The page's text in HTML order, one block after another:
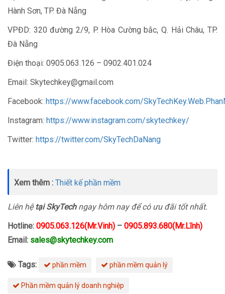
Hành Sơn, TP. Đà Nẵng
VPĐD: 320 đường 2/9, P. Hòa Cường bắc, Q. Hải Châu, TP.
Đà Nẵng
Điện thoại: 0905.063.126 – 0902.401.024
Email: Skytechkey@gmail.com
Facebook: https://www.facebook.com/
Instagram: https://www.instagram.com/skytechkey/
Twitter: https://twitter.com/SkyTechDaNang
Xem thêm : Thiết kế phần mềm
Liên hệ tại SkyTechngay hôm nay để có ưu đãi tốt nhất.
Hotline: 0905.063.126(Mr.Vinh) – 0905.893.680(Mr.Lĩnh)
Email: sales@skytechkey.com
Tags: phần mềm phần mềm quản lý
Phần mềm quản lý doanh nghiệp